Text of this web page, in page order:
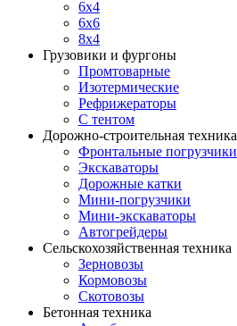
6x4
6x6
8x4
Грузовики и фургоны
Промтоварные
Изотермические
Рефрижераторы
С тентом
Дорожно-строительная техника
Фронтальные погрузчики
Экскаваторы
Дорожные катки
Мини-погрузчики
Мини-экскаваторы
Автогрейдеры
Сельскохозяйственная техника
Зерновозы
Кормовозы
Скотовозы
Бетонная техника